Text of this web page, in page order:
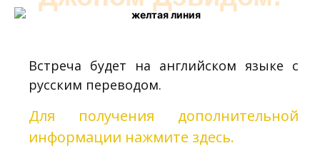
Встреча будет на английском языке с
русским переводом.
Для получения дополнительной
информации нажмите здесь.